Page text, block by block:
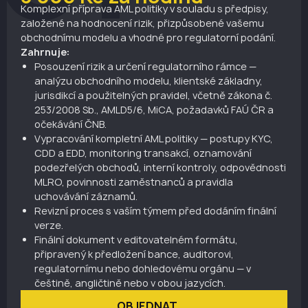
Komplexní příprava AML politiky v souladu s předpisy,
založené na hodnocení rizik, přizpůsobené vašemu
obchodnímu modelu a vhodné pro regulatorní podání.
Zahrnuje:
Posouzení rizik a určení regulatorního rámce —
analýzu obchodního modelu, klientské základny,
jurisdikcí a použitelných pravidel, včetně zákona č.
253/2008 Sb., AMLD5/6, MiCA, požadavků FAÚ ČR a
očekávání ČNB.
Vypracování kompletní AML politiky — postupy KYC,
CDD a EDD, monitoring transakcí, oznamování
podezřelých obchodů, interní kontroly, odpovědnosti
MLRO, povinnosti zaměstnanců a pravidla
uchovávání záznamů.
Revizní proces s vaším týmem před dodáním finální
verze.
Finální dokument v editovatelném formátu,
připravený k předložení bance, auditorovi,
regulatornímu nebo dohledovému orgánu — v
češtině, angličtině nebo v obou jazycích.